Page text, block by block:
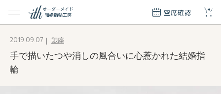
オーダーメイド
結婚指輪工房
空席確認 +
メイド
2019.09.07 銀座
手で描いたつや消しの風合いに心惹かれた結婚指
輪